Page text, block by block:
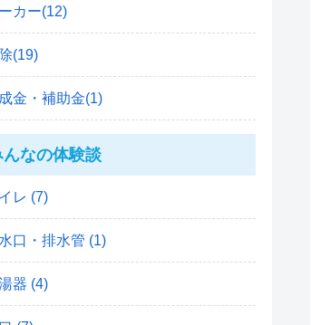
カー(12)
(19)
金・補助金(1)
んなの体験談
レ (7)
口・排水管 (1)
器 (4)